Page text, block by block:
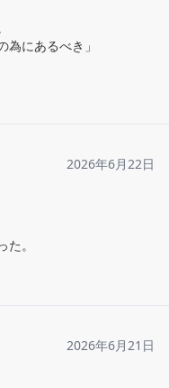
為にあるべき」
2026年6月22日
。
2026年6月21日